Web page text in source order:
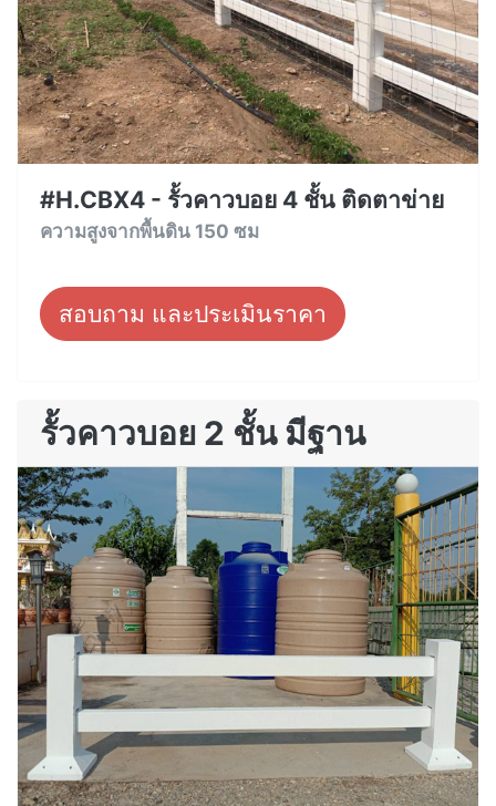
#H.CBX4 - รั้วคาวบอย 4 ชั้น ติดตาข่าย
ความสูงจากพื้นดิน 150 ซม
สอบถาม และประเมินราคา
รั้วคาวบอย 2 ชั้น มีฐาน